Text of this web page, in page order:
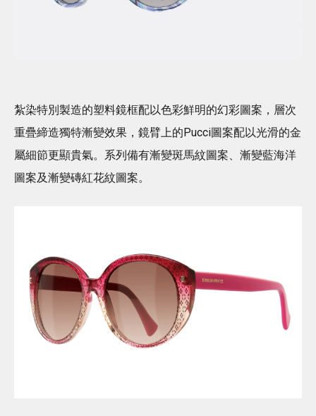
紮染特別製造的塑料鏡框配以色彩鮮明的幻彩圖案，層次
重疊締造獨特漸變效果，鏡臂上的Pucci圖案配以光滑的金
屬細節更顯貴氣。系列備有漸變斑馬紋圖案、漸變藍海洋
圖案及漸變磚紅花紋圖案。